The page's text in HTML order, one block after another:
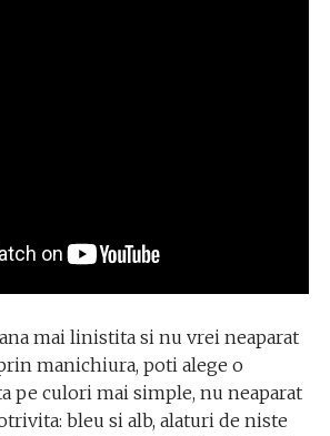
mai linistita si nu vrei neaparat
manichiura, poti alege o
pe culori mai simple, nu neaparat
bleu si alb, alaturi de niste